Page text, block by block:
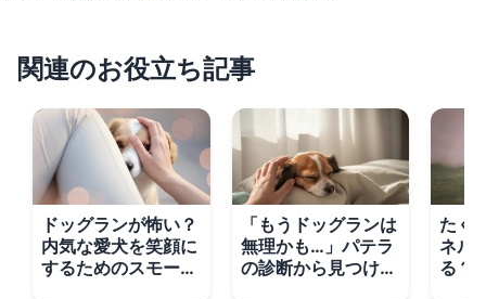
関連のお役立ち記事
ドッグランが怖い？
内気な愛犬を笑顔に
するためのスモール
「もうドッグランは
無理かも…」パテラ
の診断から見つけ
たく
ネル
る？